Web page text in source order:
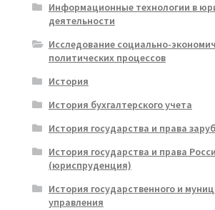
Информационные технологии в
деятельности
Исследование социально-
политических процессов
История
История бухгалтерского учета
История государства и права
История государства и права
(юриспруденция)
История государственного и
управления